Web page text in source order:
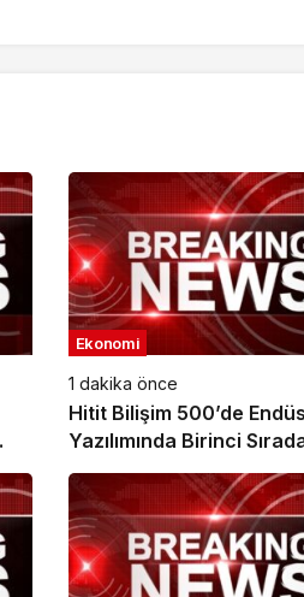
Ekonomi
1 dakika önce
Hitit Bilişim 500’de
Yazılımında Birinci